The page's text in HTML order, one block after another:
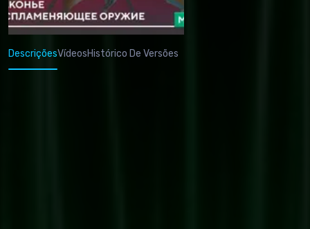
DescriçõesVídeosHistórico De Versões